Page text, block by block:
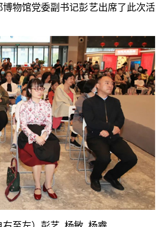
物馆党委副书记彭艺出席了此次活